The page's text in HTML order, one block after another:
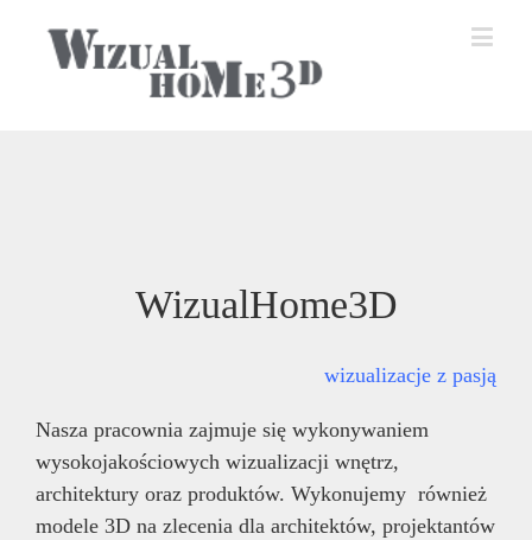
WizualHome3D
wizualizacje z pasją
Nasza pracownia zajmuje się wykonywaniem
wysokojakościowych wizualizacji wnętrz,
architektury oraz produktów. Wykonujemy również
modele 3D na zlecenia dla architektów, projektantów